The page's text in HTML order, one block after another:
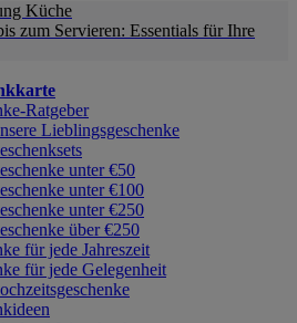
Küche
zum Servieren: Essentials für Ihre
Ratgeber
Lieblingsgeschenke
unter €50
unter €100
unter €250
über €250
für jede Jahreszeit
für jede Gelegenheit